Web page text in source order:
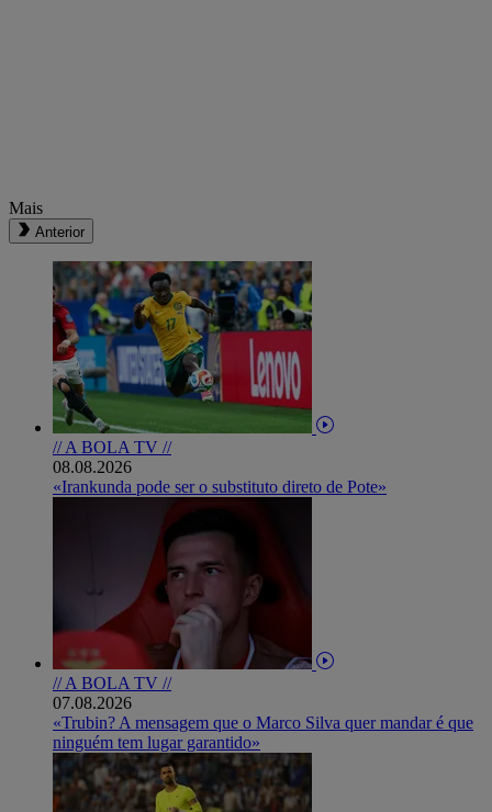
Mais
Anterior
// A BOLA TV //
08.08.2026
«Irankunda pode ser o substituto direto de Pote»
// A BOLA TV //
07.08.2026
«Trubin? A mensagem que o Marco Silva quer mandar é que
ninguém tem lugar garantido»